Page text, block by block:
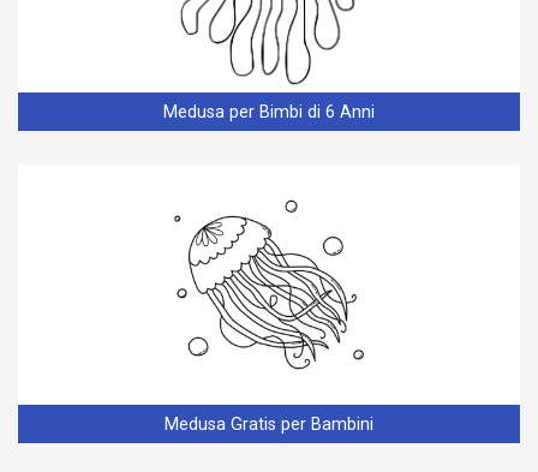
Medusa per Bimbi di 6 Anni
Medusa Gratis per Bambini